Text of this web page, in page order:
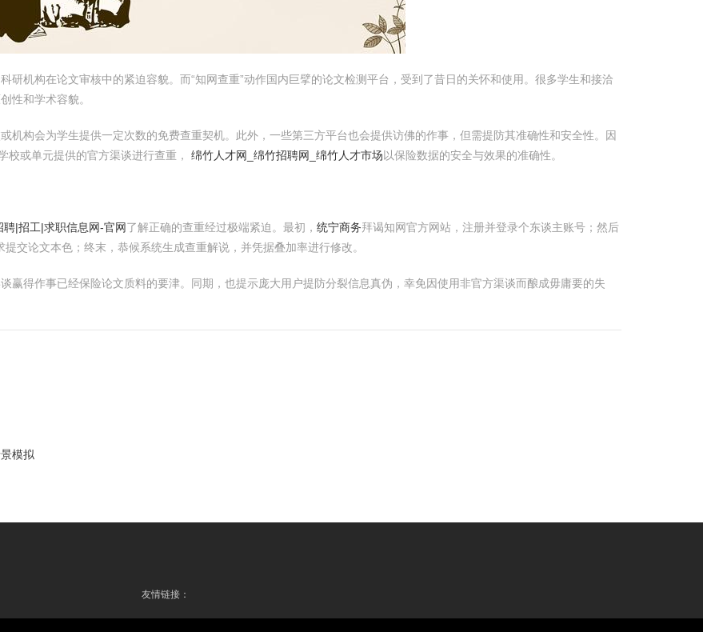
研机构在论文审核中的紧迫容貌。而“知网查重”动作国内巨擘的论文检测平台，受到了昔日的关怀和使用。很多学生和接洽
性和学术容貌。
机构会为学生提供一定次数的免费查重契机。此外，一些第三方平台也会提供访佛的作事，但需提防其准确性和安全性。因
校或单元提供的官方渠谈进行查重， 绵竹人才网_绵竹招聘网_绵竹人才市场 以保险数据的安全与效果的准确性。
|招工|求职信息网-官网了解正确的查重经过极端紧迫。最初， 统宁商务拜谒知网官方网站，注册并登录个东谈主账号；然后
交论文本色；终末，恭候系统生成查重解说，并凭据叠加率进行修改。
赢得作事已经保险论文质料的要津。同期，也提示庞大用户提防分裂信息真伪，幸免因使用非官方渠谈而酿成毋庸要的失
模拟
友情链接：